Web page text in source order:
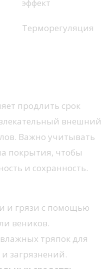
эффект
Терморегуляция
продлить срок
внешний
Важно учитывать
покрытия, чтобы
и сохранность.
и грязи с помощью
веников.
тряпок для
загрязнений.